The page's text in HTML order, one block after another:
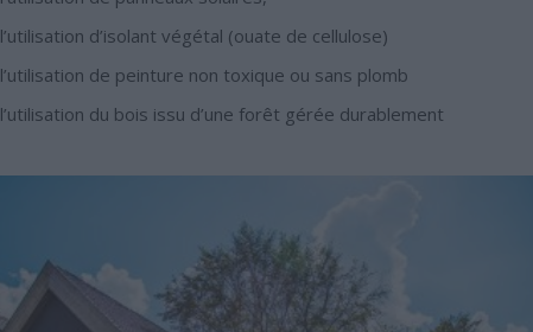
l’utilisation d’isolant végétal (ouate de cellulose)
l’utilisation de peinture non toxique ou sans plomb
l’utilisation du bois issu d’une forêt gérée durablement